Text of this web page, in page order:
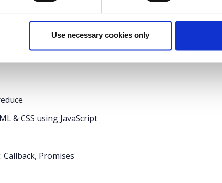
Use necessary cookies only
απαραίτητη η παρακολούθηση του "JavaScript -
& CSS using JavaScript
Promises